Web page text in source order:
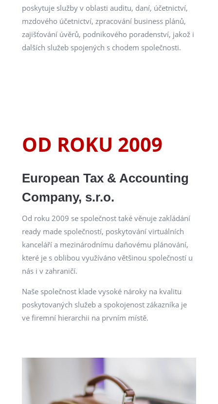
poskytuje služby v oblasti auditu, daní, účetnictví,
mzdového účetnictví, zpracování business plánů,
zajišťování úvěrů, podnikového poradenství, jakož i
dalších služeb spojených s chodem společnosti.
OD ROKU 2009
European Tax & Accounting
Company, s.r.o.
Od roku 2009 se společnost také věnuje zakládání
ready made společností, poskytování virtuálních
kanceláří a mezinárodnímu daňovému plánování,
které je s oblibou využíváno většinou společností u
nás i v zahraničí.
Naše společnost klade vysoké nároky na kvalitu
poskytovaných služeb a spokojenost zákazníka je
ve firemní hierarchii na prvním místě.